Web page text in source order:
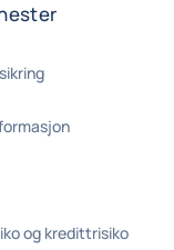
og kredittrisiko